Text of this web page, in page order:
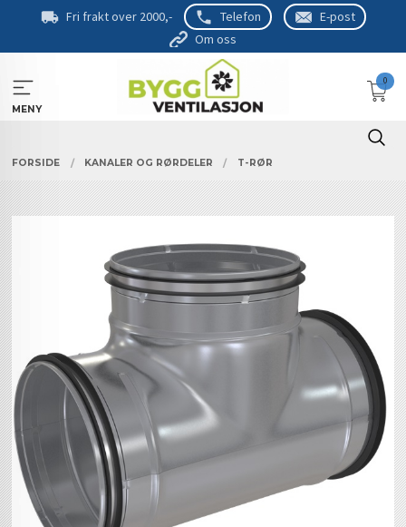
Fri frakt over 2000,- Telefon
E-post
Om oss
MENY
0
FORSIDE KANALER OG RØRDELER T-RØR